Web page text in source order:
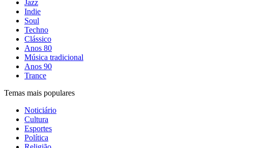
Jazz
Indie
Soul
Techno
Clássico
Anos 80
Música tradicional
Anos 90
Trance
Temas mais populares
Noticiário
Cultura
Esportes
Política